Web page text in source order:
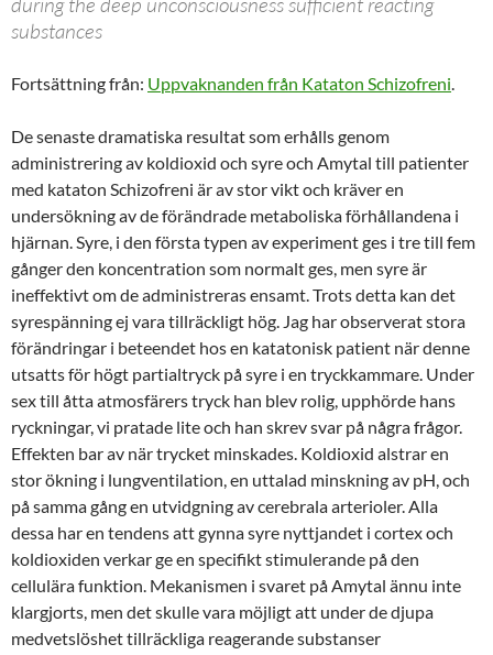
substances
Fortsättning från: Uppvaknanden från Kataton Schizofreni
De senaste dramatiska resultat som erhålls genom
administrering av koldioxid och syre och Amytal till patienter
med kataton Schizofreni är av stor vikt och kräver en
undersökning av de förändrade metaboliska förhållandena i
hjärnan. Syre, i den första typen av experiment ges i tre till fem
gånger den koncentration som normalt ges, men syre är
ineffektivt om de administreras ensamt. Trots detta kan det
syrespänning ej vara tillräckligt hög. Jag har observerat stora
förändringar i beteendet hos en katatonisk patient när denne
utsatts för högt partialtryck på syre i en tryckkammare. Under
sex till åtta atmosfärers tryck han blev rolig, upphörde hans
ryckningar, vi pratade lite och han skrev svar på några frågor.
Effekten bar av när trycket minskades. Koldioxid alstrar en
stor ökning i lungventilation, en uttalad minskning av pH, och
på samma gång en utvidgning av cerebrala arterioler. Alla
dessa har en tendens att gynna syre nyttjandet i cortex och
koldioxiden verkar ge en specifikt stimulerande på den
cellulära funktion. Mekanismen i svaret på Amytal ännu inte
klargjorts, men det skulle vara möjligt att under de djupa
medvetslöshet tillräckliga reagerande substanser